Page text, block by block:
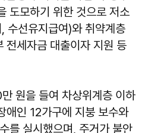
도모하기 위한 것으로 저소
수선유지급여)와 취약계층
전세자금 대출이자 지원 등
원을 들여 차상위계층 이하
애인 12가구에 지붕 보수와
를 실시했으며, 주거가 불안